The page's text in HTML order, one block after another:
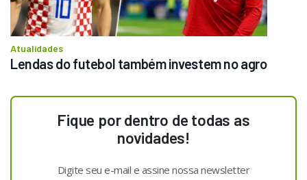
Atualidades
Lendas do futebol também investem no agro
Fique por dentro de todas as
novidades!
Digite seu e-mail e assine nossa newsletter